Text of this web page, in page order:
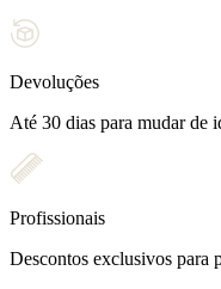
Devoluções
Até 30 dias para mudar de
Profissionais
Descontos exclusivos para